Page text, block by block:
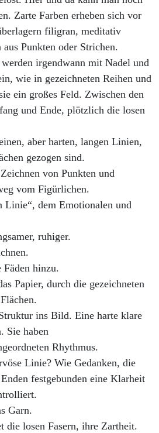
Zarte Farben erheben sich vor
filigran, meditativ
Punkten oder Strichen.
irgendwann mit Nadel und
wie in gezeichneten Reihen und
ein großes Feld. Zwischen den
und Ende, plötzlich die losen
aber harten, langen Linien,
gezogen sind.
von Punkten und
vom Figürlichen.
Linie“, dem Emotionalen und
ruhiger.
Fäden hinzu.
Papier, durch die gezeichneten
ins Bild. Eine harte klare
Sie haben
Rhythmus.
Linie? Wie Gedanken, die
festgebunden eine Klarheit
Garn.
die losen Fasern, ihre Zartheit.